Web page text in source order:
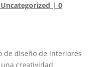
Uncategorized | 0
de diseño de interiores
creatividad